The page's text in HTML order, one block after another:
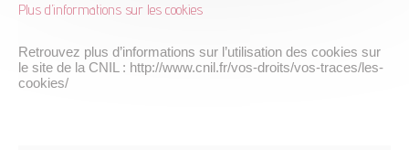
Plus d’informations sur les cookies
Retrouvez plus d’informations sur l’utilisation des cookies sur
le site de la CNIL : http://www.cnil.fr/vos-droits/vos-traces/les-
cookies/